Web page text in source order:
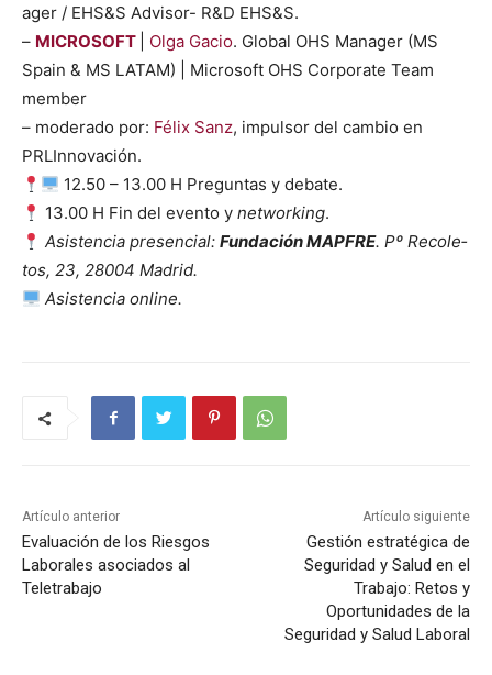
ag­er / EHS&S Advi­sor- R&D EHS&S.
– MICROSOFT Olga Gacio. Glob­al OHS Man­ag­er (MS
Spain & MS LATAM) | Microsoft OHS Cor­po­rate Team
mem­ber
– mod­er­a­do por: Félix Sanz, impul­sor del cam­bio en
PRLIn­no­vación.
12.50 – 13.00 H Pre­gun­tas y debate.
13.00 H Fin del even­to ynet­work­ing.
Asis­ten­cia pres­en­cial:Fun­dación MAPFRE. Pº Reco­le­
tos, 23, 28004 Madrid.
Asis­ten­cia online.
Artículo anterior
Evaluación de los Riesgos
Laborales asociados al
Teletrabajo
Artículo siguiente
Gestión estratégica de
Seguridad y Salud en el
Trabajo: Retos y
Oportunidades de la
Seguridad y Salud Laboral